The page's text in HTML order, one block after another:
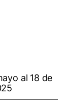
al 18 de